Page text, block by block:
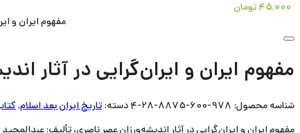
45,000تومان
مفهوم ایران و
مفهوم ایران و ایران‌گرایی در آثار
شناسه محصول: 978-600-8875-28-4 دسته:تاریخ ایران بعد اسلام,